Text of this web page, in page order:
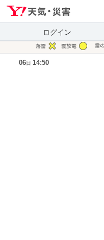
ログイン
06日 14:50